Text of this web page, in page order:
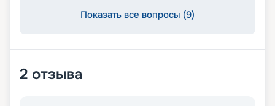
Показать все вопросы (9)
2 отзыва